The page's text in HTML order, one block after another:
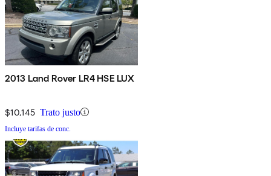
2013 Land Rover LR4 HSE LUX
$10,145 Trato justo
Incluye tarifas de conc.